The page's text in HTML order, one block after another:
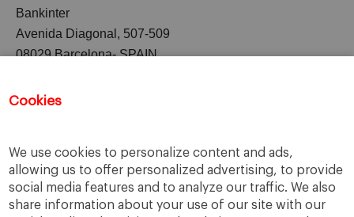
Cookies
We use cookies to personalize content and ads,
allowing us to offer personalized advertising, to provide
social media features and to analyze our traffic. We also
share information about your use of our site with our
Bankinter
Avenida Diagonal, 507-509
08029 Barcelona-SPAIN
IBAN Acct No.: ES76 0128 6501 5301 0139 0462